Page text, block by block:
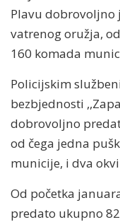
Plavu dobrovoljno
vatrenog oružja,
160 komada
Policijskim
bezbjednosti
dobrovoljno
od čega jedna
municije, i dva
Od početka
predato ukupno